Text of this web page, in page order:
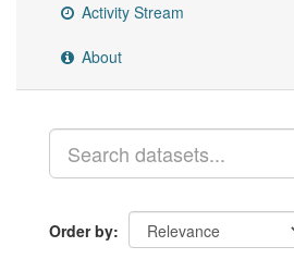
Activity Stream
About
Order by